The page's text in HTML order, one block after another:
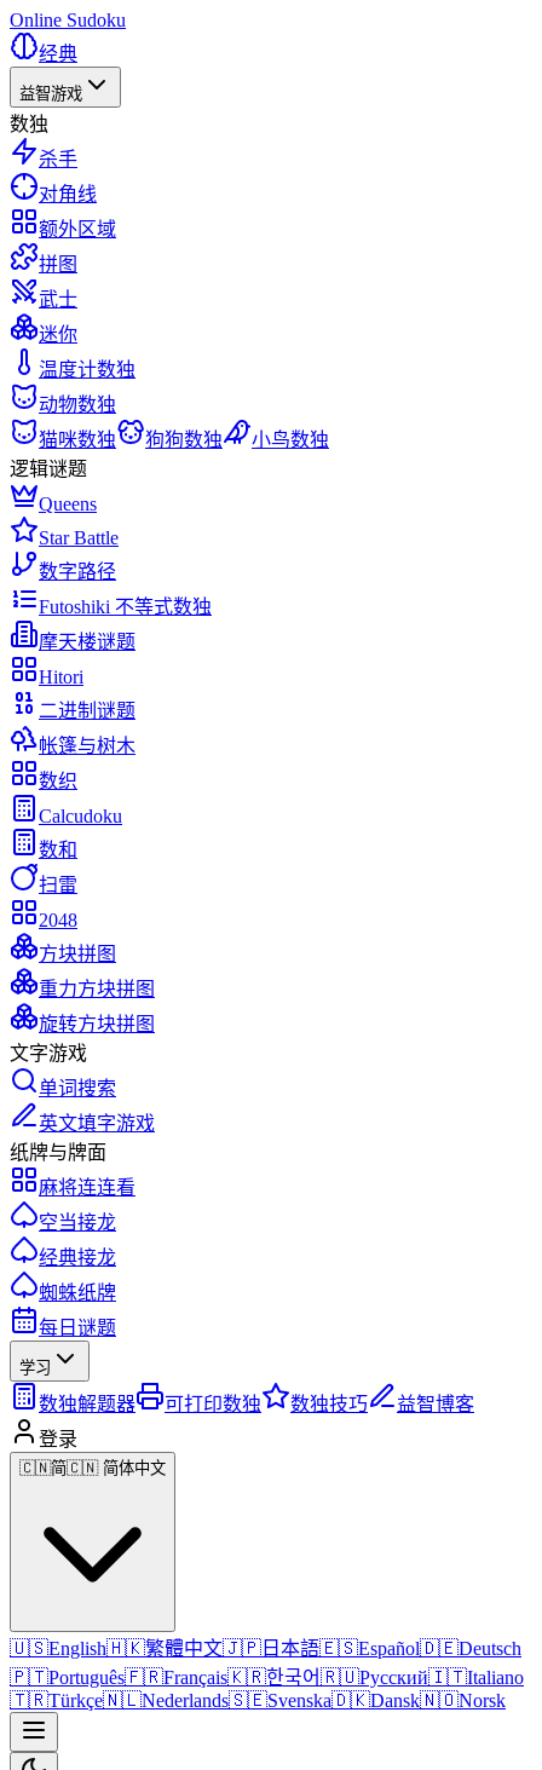
Online Sudoku
经典
益智游戏
数独
杀手
对角线
额外区域
拼图
武士
迷你
温度计数独
动物数独
猫咪数独
狗狗数独
小鸟数独
逻辑谜题
Queens
Star Battle
数字路径
Futoshiki 不等式数独
摩天楼谜题
Hitori
二进制谜题
帐篷与树木
数织
Calcudoku
数和
扫雷
2048
方块拼图
重力方块拼图
旋转方块拼图
文字游戏
单词搜索
英文填字游戏
纸牌与牌面
麻将连连看
空当接龙
经典接龙
蜘蛛纸牌
每日谜题
学习
数独解题器 可打印数独 数独技巧
益智博客
登录
🇨🇳简🇨🇳 简体中文
🇺🇸English🇭🇰繁體中文🇯🇵 日本語🇪🇸Español🇩🇪Deutsch
🇵🇹Português🇫🇷Français🇰🇷한국어🇷🇺Русский🇮🇹Italiano
🇹🇷Türkçe🇳🇱Nederlands🇸🇪Svenska🇩🇰Dansk🇳🇴Norsk